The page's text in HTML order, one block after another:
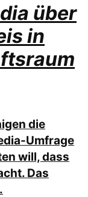
über
in
die
Umfrage
will, dass
Das